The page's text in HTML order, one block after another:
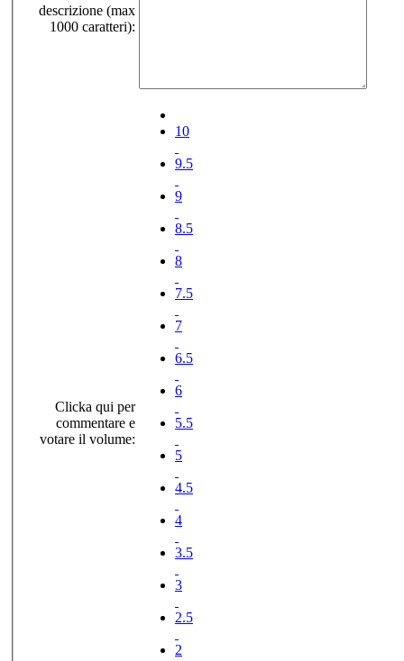
descrizione (max
1000 caratteri):
Clicka qui per
commentare e
votare il volume:
10
9.5
9
8.5
8
7.5
7
6.5
6
5.5
5
4.5
4
3.5
3
2.5
2